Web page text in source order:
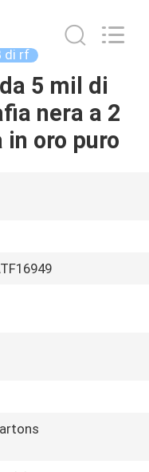
di rf
5 mil di
nera a 2
oro puro